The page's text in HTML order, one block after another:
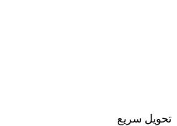
تحویل سریع